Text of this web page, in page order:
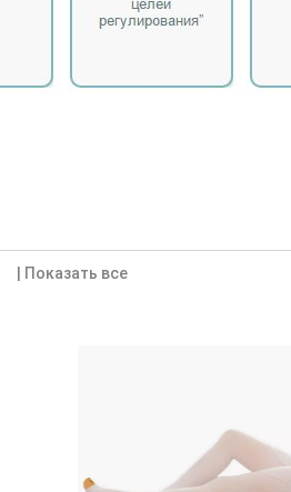
| Показать все